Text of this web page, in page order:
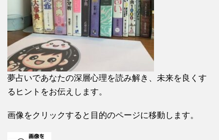
夢占いであなたの深層心理を読み解き、未来を良くす
るヒントをお伝えします。
画像をクリックすると目的のページに移動します。